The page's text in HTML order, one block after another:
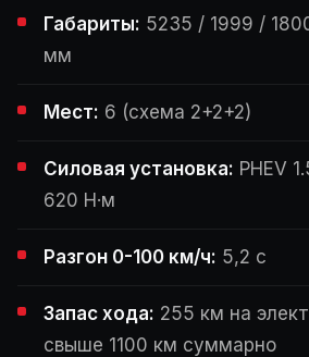
Габариты: 5235 / 1999 /
мм
Мест: 6 (схема 2+2+2)
Силовая установка: PHEV
620 Н·м
Разгон 0-100 км/ч: 5,2 с
Запас хода: 255 км на
свыше 1100 км суммарно